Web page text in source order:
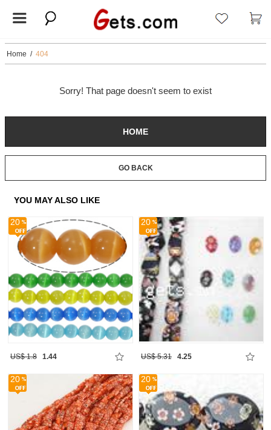
Home / 404
Sorry! That page doesn't seem to exist
HOME
GO BACK
YOU MAY ALSO LIKE
20
US$ 1.8 1.44
20
US$ 5.31 4.25
20 20